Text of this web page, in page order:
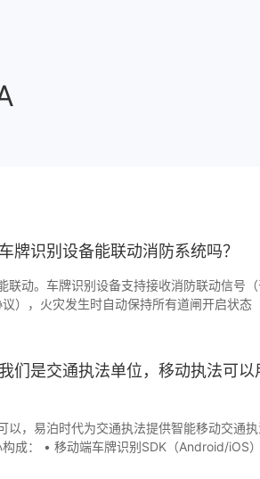
牌识别设备能联动消防系统吗？
联动。车牌识别设备支持接收消防联动信号
），火灾发生时自动保持所有道闸开启状态
们是交通执法单位，移动执法可以
以，易泊时代为交通执法提供智能移动交通
成： • 移动端车牌识别SDK（Android/iOS